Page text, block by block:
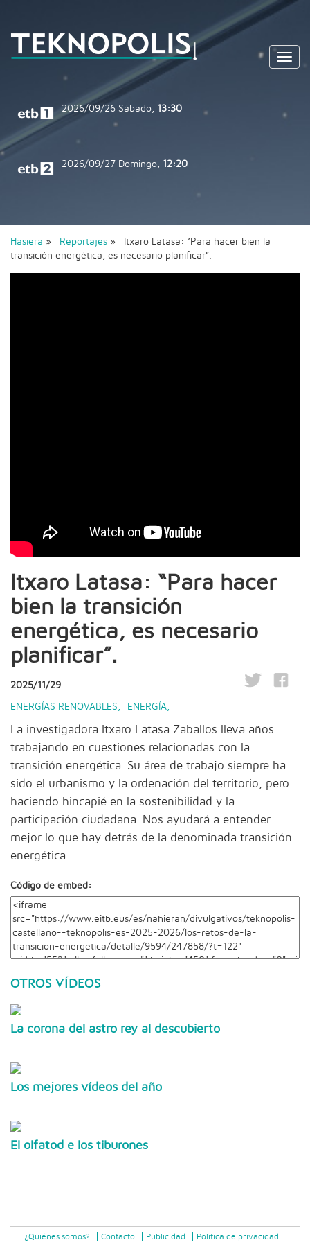
2026/09/26 Sábado, 13:30
2026/09/27 Domingo, 12:20
Hasiera » Reportajes » Itxaro Latasa: “Para hacer bien la
transición energética, es necesario planificar”.
Itxaro Latasa: “Para hacer
bien la transición
energética, es necesario
planificar”.
2025/11/29
ENERGÍAS RENOVABLES ENERGÍA
La investigadora Itxaro Latasa Zaballos lleva años
trabajando en cuestiones relacionadas con la
transición energética. Su área de trabajo siempre ha
sido el urbanismo y la ordenación del territorio, pero
haciendo hincapié en la sostenibilidad y la
participación ciudadana. Nos ayudará a entender
mejor lo que hay detrás de la denominada transición
energética.
Código de embed:
OTROS VÍDEOS
La corona del astro rey al descubierto
Los mejores vídeos del año
El olfatod e los tiburones
¿Quiénes somos? Contacto Publicidad Politica de privacidad